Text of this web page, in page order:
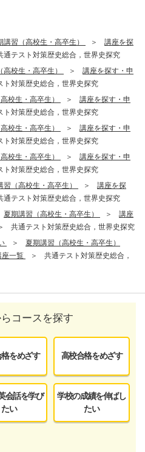
講習（高校生・高卒生）
講座を探
通テスト対策歴史総合，世界史探究
高校生・高卒生）
講座を探す・申
ト対策歴史総合，世界史探究
校生・高卒生）
講座を探す・申
ト対策歴史総合，世界史探究
校生・高卒生）
講座を探す・申
ト対策歴史総合，世界史探究
校生・高卒生）
講座を探す・申
ト対策歴史総合，世界史探究
習（高校生・高卒生）
講座を探
通テスト対策歴史総合，世界史探究
夏期講習（高校生・高卒生）
講座
共通テスト対策歴史総合，世界史探究
夏期講習（高校生・高卒生）
座一覧
共通テスト対策歴史総合，
コースを探す
格をめざす 高校合格をめざす
会話を学び
たい
学校の成績を伸ばし
たい